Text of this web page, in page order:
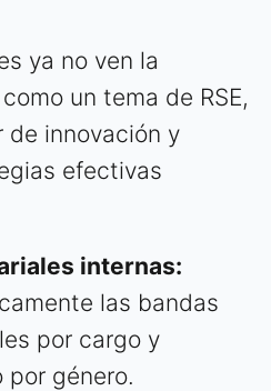
ya no ven la
un tema de RSE,
de innovación y
efectivas
internas:
las bandas
por cargo y
por género.